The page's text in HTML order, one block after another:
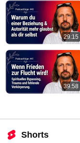
29:15
39:58
Shorts